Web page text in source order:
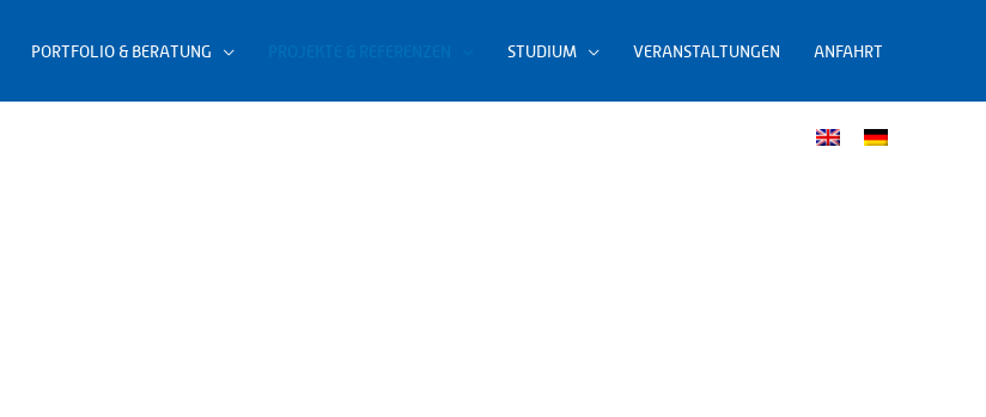
PORTFOLIO & BERATUNG STUDIUM VERANSTALTUNGEN ANFAHRT